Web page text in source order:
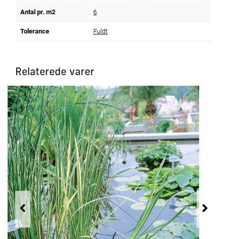
Antal pr. m2 6
Tolerance Fuldt
Relaterede varer